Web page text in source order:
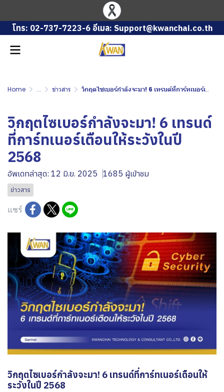
โทร: 02-737-7223-6 อีเมล: Support@kwanchai.co.th
Home ... ข่าวสาร วิกฤตไซเบอร์กำลังจะมา! 6 เทรนด์ที่การ์ทเนอร์เตือนให้ระวังในปี 2568
วิกฤตไซเบอร์กำลังจะมา! 6 เทรนด์
ที่การ์ทเนอร์เตือนให้ระวังในปี
2568
อัพเดทล่าสุด: 12 มิ.ย. 2025 1685 ผู้เข้าชม
ข่าวสาร
แชร์
วิกฤตไซเบอร์กำลังจะมา! 6 เทรนด์ที่การ์ทเนอร์เตือนให้
ระวังในปี 2568